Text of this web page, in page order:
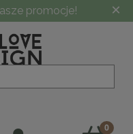
promocje! ×